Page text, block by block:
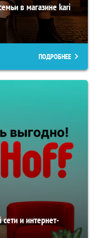
в магазине kari
ПОДРОБНЕЕ
и интернет-